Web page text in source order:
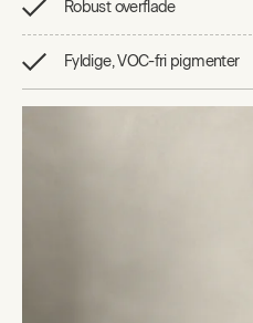
Robust overflade
Fyldige, VOC-fri pigmenter